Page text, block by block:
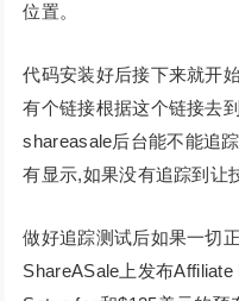
位置。
代码安装好后接下来就开
有个链接根据这个链接去
shareasale后台能不能追
有显示,如果没有追踪到让
做好追踪测试后如果一切
ShareASale上发布